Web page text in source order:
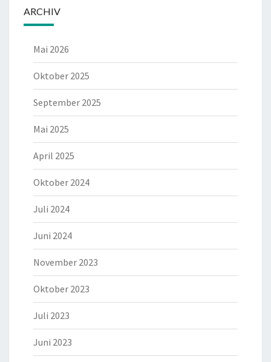
ARCHIV
Mai 2026
Oktober 2025
September 2025
Mai 2025
April 2025
Oktober 2024
Juli 2024
Juni 2024
November 2023
Oktober 2023
Juli 2023
Juni 2023